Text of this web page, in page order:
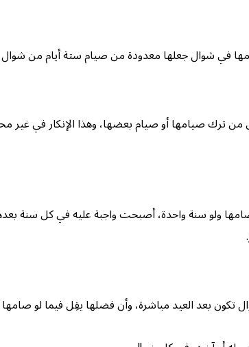
في شوال جعلها معدودة من صيام ستة أيام من
صيامها أو صيام بعضها، وهذا الإنكار في غير
ولو سنة واحدة، أصبحت واجبة عليه في كل سنة
بعد العيد مباشرة، وأن فضلها يقِل فيما لو